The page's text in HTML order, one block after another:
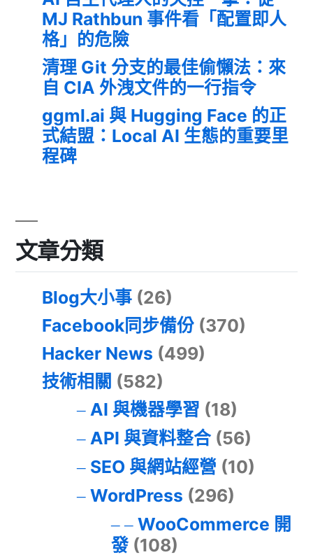
MJ Rathbun 事件看「配置即人
格」的危險
清理 Git 分支的最佳偷懶法：來
自 CIA 外洩文件的一行指令
ggml.ai 與 Hugging Face 的正
式結盟：Local AI 生態的重要里
程碑
文章分類
Blog大小事 (26)
Facebook同步備份 (370)
Hacker News (499)
技術相關 (582)
AI 與機器學習 (18)
API 與資料整合(56)
SEO 與網站經營 (10)
WordPress (296)
WooCommerce 開
發(108)